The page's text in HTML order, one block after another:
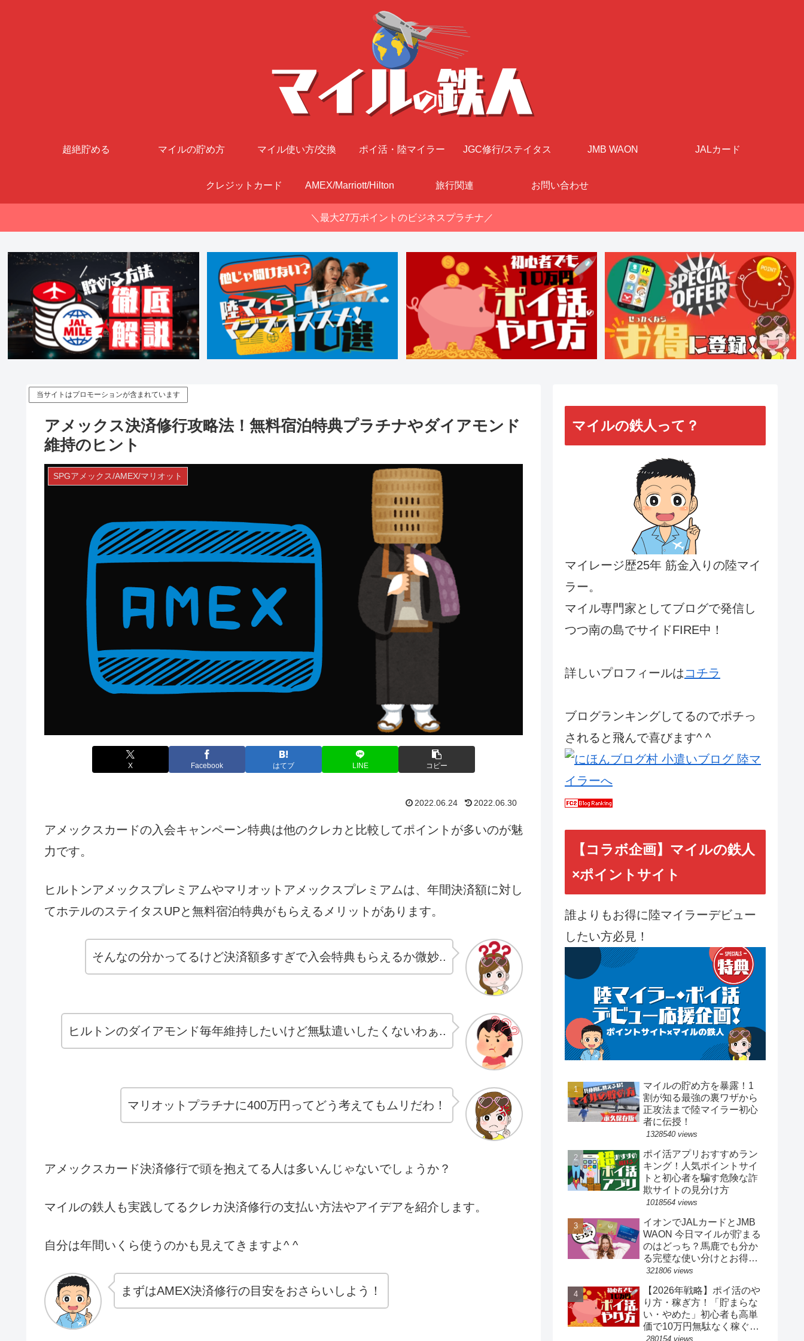
超絶貯める マイルの貯め方 マイル使い方/交換 ポイ活・陸マイラー JGC修行/ステイタス JMB WAON JALカード
クレジットカード AMEX/Marriott/Hilton 旅行関連 お問い合わせ
＼最大27万ポイントのビジネスプラチナ／
当サイトはプロモーションが含まれています
アメックス決済修行攻略法！無料宿泊特典プラチナやダイアモンド
維持のヒント
SPGアメックス/AMEX/マリオット
X Facebook はてブ LINE コピー
2022.06.24 2022.06.30
アメックスカードの入会キャンペーン特典は他のクレカと比較してポイントが多いのが魅
力です。
ヒルトンアメックスプレミアムやマリオットアメックスプレミアムは、年間決済額に対し
てホテルのステイタスUPと無料宿泊特典がもらえるメリットがあります。
そんなの分かってるけど決済額多すぎで入会特典もらえるか微妙..
ヒルトンのダイアモンド毎年維持したいけど無駄遣いしたくないわぁ..
マリオットプラチナに400万円ってどう考えてもムリだわ！
アメックスカード決済修行で頭を抱えてる人は多いんじゃないでしょうか？
マイルの鉄人も実践してるクレカ決済修行の支払い方法やアイデアを紹介します。
自分は年間いくら使うのかも見えてきますよ^ ^
まずはAMEX決済修行の目安をおさらいしよう！
マイルの鉄人って？
マイレージ歴25年 筋金入りの陸マイ
ラー。
マイル専門家としてブログで発信し
つつ南の島でサイドFIRE中！
詳しいプロフィールは コチラ
ブログランキングしてるのでポチっ
されると飛んで喜びます^ ^
【コラボ企画】マイルの鉄人
×ポイントサイト
誰よりもお得に陸マイラーデビュー
したい方必見！
マイルの貯め方を暴露！1
割が知る最強の裏ワザから
正攻法まで陸マイラー初心
者に伝授！
1328540 views
ポイ活アプリおすすめラン
キング！人気ポイントサイ
トと初心者を騙す危険な詐
欺サイトの見分け方
1018564 views
イオンでJALカードとJMB
WAON 今日マイルが貯まる
のはどっち？馬鹿でも分か
る完璧な使い分けとお得な
裏ワザ
321806 views
【2026年戦略】ポイ活のや
り方・稼ぎ方！「貯まらな
い・やめた」初心者も高単
価で10万円無駄なく稼ぐ完
全ロードマップ
280154 views